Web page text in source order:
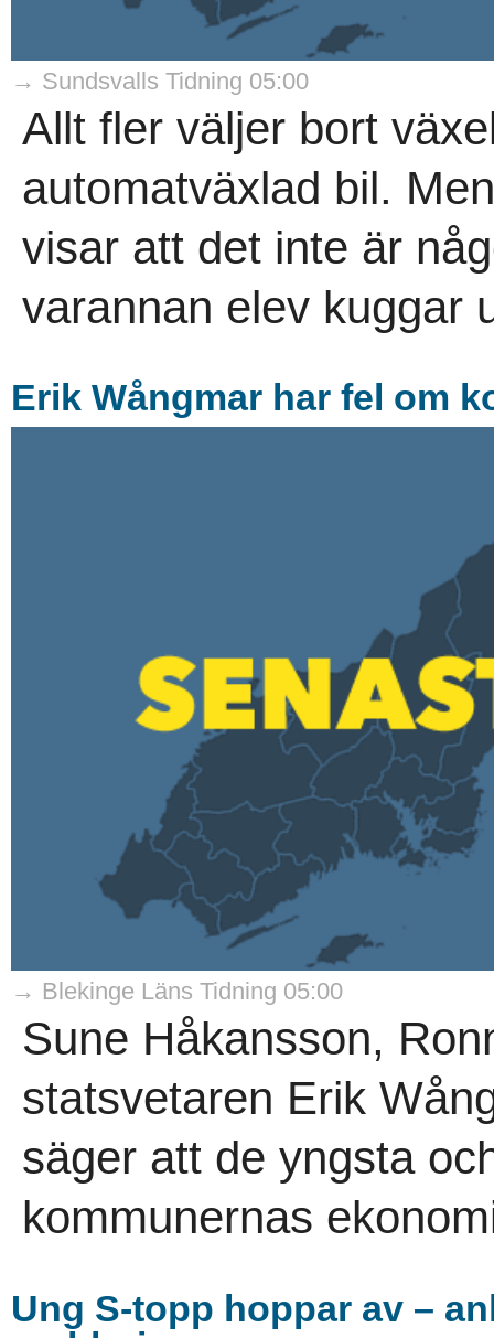
→ Sundsvalls Tidning 05:00
Allt fler väljer bort
automatväxlad bil.
visar att det inte är
varannan elev kuggar
Erik Wångmar har fel om
→ Blekinge Läns Tidning 05:00
Sune Håkansson,
statsvetaren Erik
säger att de yngsta
kommunernas
Ung S-topp hoppar av –